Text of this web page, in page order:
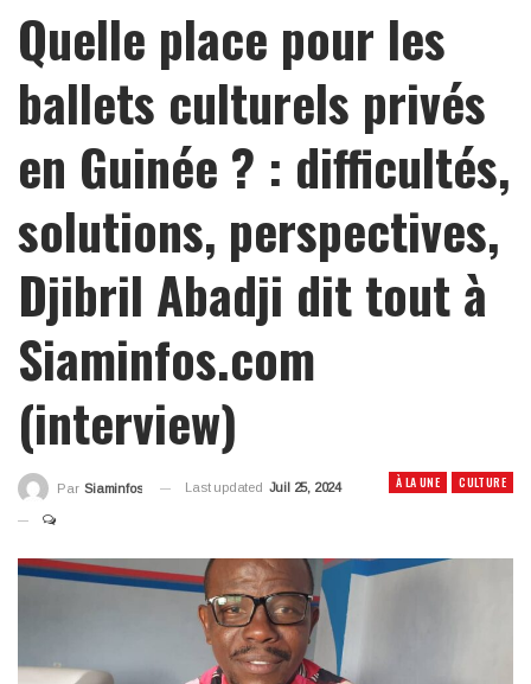
Quelle place pour les
ballets culturels privés
en Guinée ? : difficultés,
solutions, perspectives,
Djibril Abadji dit tout à
Siaminfos.com
(interview)
À LA UNE CULTURE
Par Siaminfos Last updated Juil 25, 2024